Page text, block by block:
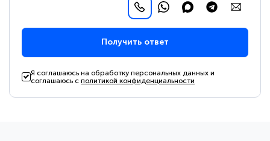
Получить ответ
Я соглашаюсь на обработку персональных данных и
соглашаюсь сполитикой конфиденциальности